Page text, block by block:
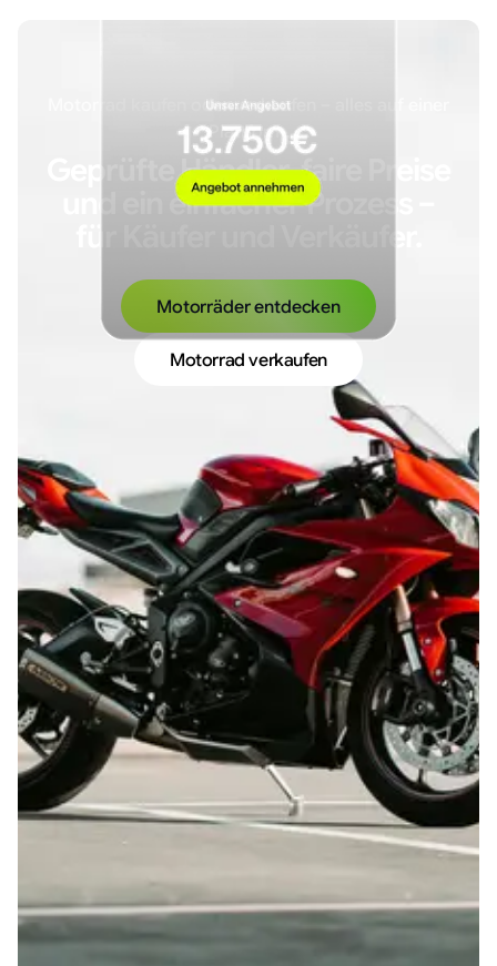
Motorrad kaufen oder verkaufen – alles auf einer
Plattform.
Geprüfte Händler, faire Preise
und ein einfacher Prozess –
Motorräder entdecken
Motorrad verkaufen